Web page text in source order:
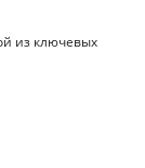
из ключевых